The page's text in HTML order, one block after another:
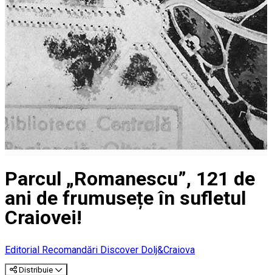
Parcul „Romanescu”, 121 de
ani de frumusețe în sufletul
Craiovei!
Editorial Recomandări Discover Dolj&Craiova
Distribuie